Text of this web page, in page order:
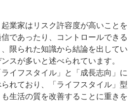
業家はリスク許容度が高いことを
であったり、コントロールできる
限られた知識から結論を出してい
スが多いと述べられています。
イフスタイル」と「成長志向」に
れており、「ライフスタイル」型
生活の質を改善することに重きを